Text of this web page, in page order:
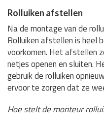
Rolluiken afstellen
Na de montage van de
Rolluiken afstellen is heel
voorkomen. Het afstellen
netjes openen en sluiten.
gebruik de rolluiken
ervoor te zorgen dat ze
Hoe stelt de monteur